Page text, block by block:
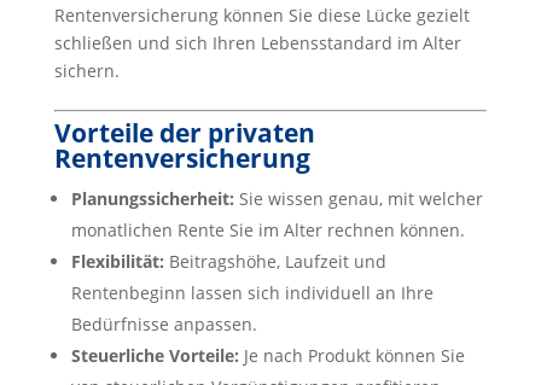
Rentenversicherung können Sie diese Lücke gezielt
schließen und sich Ihren Lebensstandard im Alter
sichern.
Vorteile der privaten
Rentenversicherung
Planungssicherheit: Sie wissen genau, mit welcher
monatlichen Rente Sie im Alter rechnen können.
Flexibilität: Beitragshöhe, Laufzeit und
Rentenbeginn lassen sich individuell an Ihre
Bedürfnisse anpassen.
Steuerliche Vorteile: Je nach Produkt können Sie